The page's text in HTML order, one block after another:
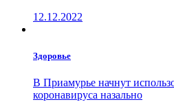
12.12.2022
Здоровье
В Приамурье начнут
коронавируса назально